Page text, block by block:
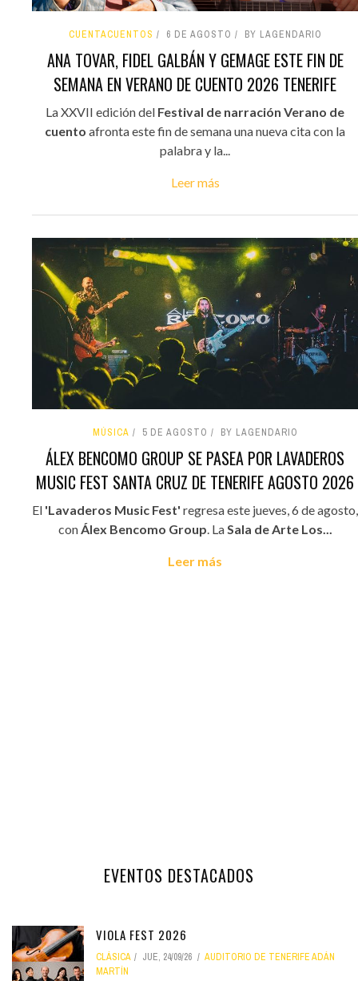
CUENTACUENTOS 6 DE AGOSTO BY LAGENDARIO
ANA TOVAR, FIDEL GALBÁN Y GEMAGE ESTE FIN DE
SEMANA EN VERANO DE CUENTO 2026 TENERIFE
La XXVII edición del Festival de narración Verano de
cuento afronta este fin de semana una nueva cita con la
palabra y la...
Leer más
MÚSICA 5 DE AGOSTO BY LAGENDARIO
ÁLEX BENCOMO GROUP SE PASEA POR LAVADEROS
MUSIC FEST SANTA CRUZ DE TENERIFE AGOSTO 2026
El 'Lavaderos Music Fest' regresa este jueves, 6 de agosto,
conÁlex Bencomo Group. LaSala de Arte Los...
Leer más
EVENTOS DESTACADOS
VIOLA FEST 2026
CLÁSICA JUE, 24/09/26
AUDITORIO DE TENERIFE ADÁN
MARTÍN